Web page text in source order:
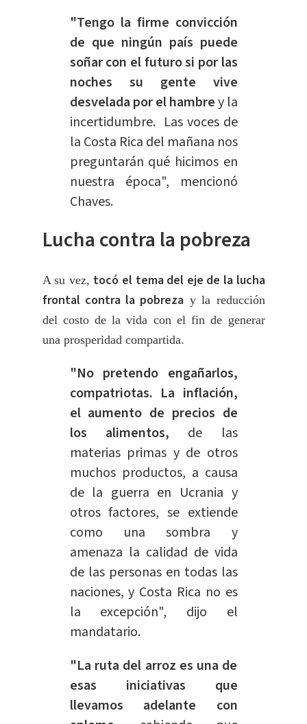
"Tengo la firme convicción
de que ningún país puede
soñar con el futuro si por las
noches su gente vive
desvelada por el hambrey la
incertidumbre. Las voces de
la Costa Rica del mañana nos
preguntarán qué hicimos en
nuestra época", mencionó
Chaves.
Lucha contra la pobreza
A su vez, tocó el tema del eje de la lucha
frontal contra la pobreza y la reducción
del costo de la vida con el fin de generar
una prosperidad compartida.
"No pretendo engañarlos,
compatriotas. La inflación,
el aumento de precios de
los alimentos, de las
materias primas y de otros
muchos productos, a causa
de la guerra en Ucrania y
otros factores, se extiende
como una sombra y
amenaza la calidad de vida
de las personas en todas las
naciones, y Costa Rica no es
la excepción", dijo el
mandatario.
"La ruta del arroz es una de
esas iniciativas que
llevamos adelante con